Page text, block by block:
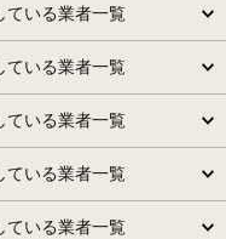
ている業者一覧
ている業者一覧
ている業者一覧
ている業者一覧
ている業者一覧